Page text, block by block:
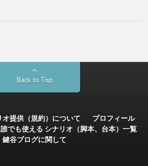
Back to Top
オ提供（規約）について
プロフィール
誰でも使える シナリオ（脚本、台本）一覧
鍵谷ブログに関して